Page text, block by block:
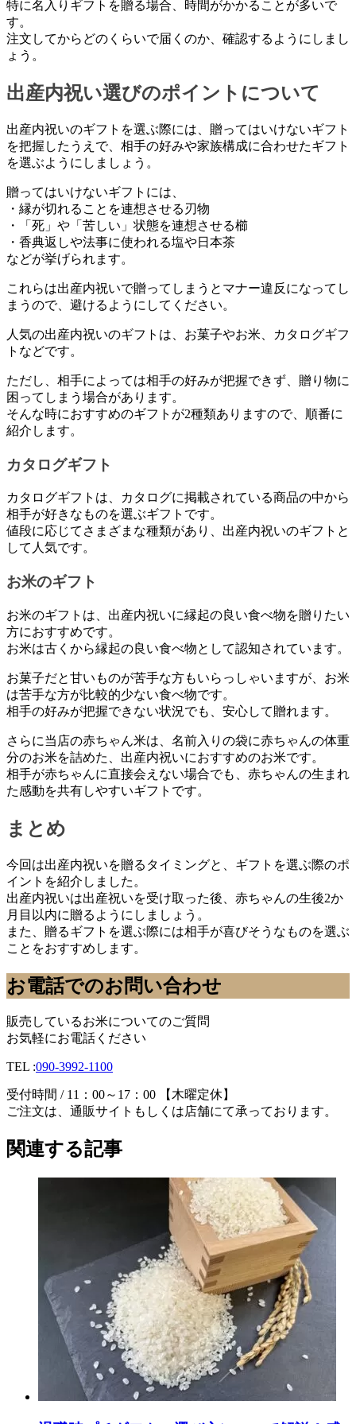
特に名入りギフトを贈る場合、時間がかかることが多いで
す。
注文してからどのくらいで届くのか、確認するようにしまし
ょう。
出産内祝い選びのポイントについて
出産内祝いのギフトを選ぶ際には、贈ってはいけないギフト
を把握したうえで、相手の好みや家族構成に合わせたギフト
を選ぶようにしましょう。
贈ってはいけないギフトには、
・縁が切れることを連想させる刃物
・「死」や「苦しい」状態を連想させる櫛
・香典返しや法事に使われる塩や日本茶
などが挙げられます。
これらは出産内祝いで贈ってしまうとマナー違反になってし
まうので、避けるようにしてください。
人気の出産内祝いのギフトは、お菓子やお米、カタログギフ
トなどです。
ただし、相手によっては相手の好みが把握できず、贈り物に
困ってしまう場合があります。
そんな時におすすめのギフトが2種類ありますので、順番に
紹介します。
カタログギフト
カタログギフトは、カタログに掲載されている商品の中から
相手が好きなものを選ぶギフトです。
値段に応じてさまざまな種類があり、出産内祝いのギフトと
して人気です。
お米のギフト
お米のギフトは、出産内祝いに縁起の良い食べ物を贈りたい
方におすすめです。
お米は古くから縁起の良い食べ物として認知されています。
お菓子だと甘いものが苦手な方もいらっしゃいますが、お米
は苦手な方が比較的少ない食べ物です。
相手の好みが把握できない状況でも、安心して贈れます。
さらに当店の赤ちゃん米は、名前入りの袋に赤ちゃんの体重
分のお米を詰めた、出産内祝いにおすすめのお米です。
相手が赤ちゃんに直接会えない場合でも、赤ちゃんの生まれ
た感動を共有しやすいギフトです。
まとめ
今回は出産内祝いを贈るタイミングと、ギフトを選ぶ際のポ
イントを紹介しました。
出産内祝いは出産祝いを受け取った後、赤ちゃんの生後2か
月目以内に贈るようにしましょう。
また、贈るギフトを選ぶ際には相手が喜びそうなものを選ぶ
ことをおすすめします。
お電話でのお問い合わせ
販売しているお米についてのご質問
お気軽にお電話ください
TEL :090-3992-1100
受付時間 / 11：00～17：00 【木曜定休】
ご注文は、通販サイトもしくは店舗にて承っております。
関連する記事